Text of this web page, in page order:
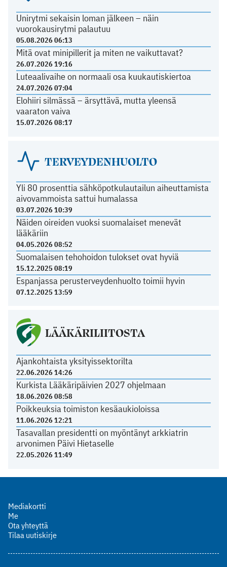
Unirytmi sekaisin loman jälkeen – näin
vuorokausirytmi palautuu
05.08.2026 06:13
Mitä ovat minipillerit ja miten ne vaikuttavat?
26.07.2026 19:16
Luteaalivaihe on normaali osa kuukautiskiertoa
24.07.2026 07:04
Elohiiri silmässä – ärsyttävä, mutta yleensä
vaaraton vaiva
15.07.2026 08:17
TERVEYDENHUOLTO
Yli 80 prosenttia sähköpotkulautailun aiheuttamista
aivovammoista sattui humalassa
03.07.2026 10:39
Näiden oireiden vuoksi suomalaiset menevät
lääkäriin
04.05.2026 08:52
Suomalaisen tehohoidon tulokset ovat hyviä
15.12.2025 08:19
Espanjassa perusterveydenhuolto toimii hyvin
07.12.2025 13:59
LÄÄKÄRILIITOSTA
Ajankohtaista yksityissektorilta
22.06.2026 14:26
Kurkista Lääkäripäivien 2027 ohjelmaan
18.06.2026 08:58
Poikkeuksia toimiston kesäaukioloissa
11.06.2026 12:21
Tasavallan presidentti on myöntänyt arkkiatrin
arvonimen Päivi Hietaselle
22.05.2026 11:49
Mediakortti
Me
Ota yhteyttä
Tilaa uutiskirje